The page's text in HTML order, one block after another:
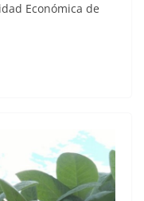
Económica de